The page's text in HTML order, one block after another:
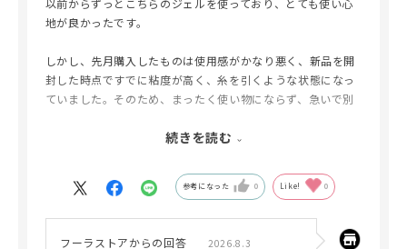
以前からずっとこちらのジェルを使っており、とても使い心
地が良かったです。
しかし、先月購入したものは使用感がかなり悪く、新品を開
封した時点ですでに粘度が高く、糸を引くような状態になっ
ていました。そのため、まったく使い物にならず、急いで別
見られました、そのため、今回購入した商品の品質に問題が
あったのではないかと思っています。
続きを読む
参考になった 0 Like! 0
フーラストアからの回答 2026.8.3